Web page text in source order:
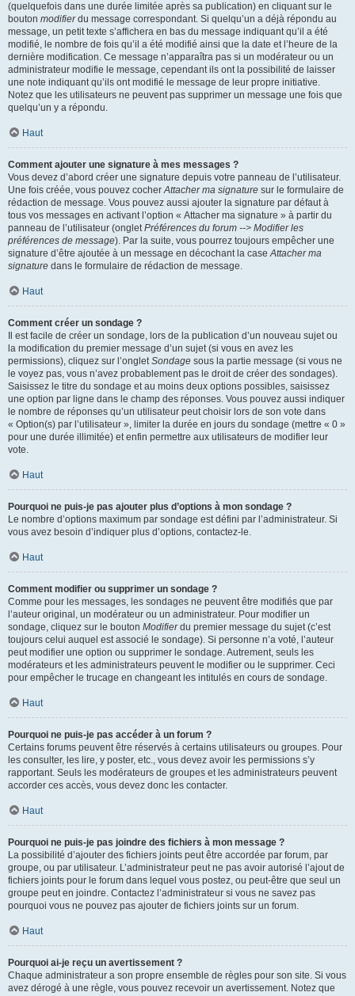
(quelquefois dans une durée limitée après sa publication) en cliquant sur le
bouton modifierdu message correspondant. Si quelqu’un a déjà répondu au
message, un petit texte s’affichera en bas du message indiquant qu’il a été
modifié, le nombre de fois qu’il a été modifié ainsi que la date et l’heure de la
dernière modification. Ce message n’apparaîtra pas si un modérateur ou un
administrateur modifie le message, cependant ils ont la possibilité de laisser
une note indiquant qu’ils ont modifié le message de leur propre initiative.
Notez que les utilisateurs ne peuvent pas supprimer un message une fois que
quelqu’un y a répondu.
Haut
Comment ajouter une signature à mes messages ?
Vous devez d’abord créer une signature depuis votre panneau de l’utilisateur.
Une fois créée, vous pouvez cocherAttacher ma signature sur le formulaire de
rédaction de message. Vous pouvez aussi ajouter la signature par défaut à
tous vos messages en activant l’option « Attacher ma signature » à partir du
panneau de l’utilisateur (ongletPréférences du forum --> Modifier les
préférences de message). Par la suite, vous pourrez toujours empêcher une
signature d’être ajoutée à un message en décochant la caseAttacher ma
signature dans le formulaire de rédaction de message.
Haut
Comment créer un sondage ?
Il est facile de créer un sondage, lors de la publication d’un nouveau sujet ou
la modification du premier message d’un sujet (si vous en avez les
permissions), cliquez sur l’ongletSondage sous la partie message (si vous ne
le voyez pas, vous n’avez probablement pas le droit de créer des sondages).
Saisissez le titre du sondage et au moins deux options possibles, saisissez
une option par ligne dans le champ des réponses. Vous pouvez aussi indiquer
le nombre de réponses qu’un utilisateur peut choisir lors de son vote dans
« Option(s) par l’utilisateur », limiter la durée en jours du sondage (mettre « 0 »
pour une durée illimitée) et enfin permettre aux utilisateurs de modifier leur
vote.
Haut
Pourquoi ne puis-je pas ajouter plus d’options à mon sondage ?
Le nombre d’options maximum par sondage est défini par l’administrateur. Si
vous avez besoin d’indiquer plus d’options, contactez-le.
Haut
Comment modifier ou supprimer un sondage ?
Comme pour les messages, les sondages ne peuvent être modifiés que par
l’auteur original, un modérateur ou un administrateur. Pour modifier un
sondage, cliquez sur le bouton Modifierdu premier message du sujet (c’est
toujours celui auquel est associé le sondage). Si personne n’a voté, l’auteur
peut modifier une option ou supprimer le sondage. Autrement, seuls les
modérateurs et les administrateurs peuvent le modifier ou le supprimer. Ceci
pour empêcher le trucage en changeant les intitulés en cours de sondage.
Haut
Pourquoi ne puis-je pas accéder à un forum ?
Certains forums peuvent être réservés à certains utilisateurs ou groupes. Pour
les consulter, les lire, y poster, etc., vous devez avoir les permissions s’y
rapportant. Seuls les modérateurs de groupes et les administrateurs peuvent
accorder ces accès, vous devez donc les contacter.
Haut
Pourquoi ne puis-je pas joindre des fichiers à mon message ?
La possibilité d’ajouter des fichiers joints peut être accordée par forum, par
groupe, ou par utilisateur. L’administrateur peut ne pas avoir autorisé l’ajout de
fichiers joints pour le forum dans lequel vous postez, ou peut-être que seul un
groupe peut en joindre. Contactez l’administrateur si vous ne savez pas
pourquoi vous ne pouvez pas ajouter de fichiers joints sur un forum.
Haut
Pourquoi ai-je reçu un avertissement ?
Chaque administrateur a son propre ensemble de règles pour son site. Si vous
avez dérogé à une règle, vous pouvez recevoir un avertissement. Notez que